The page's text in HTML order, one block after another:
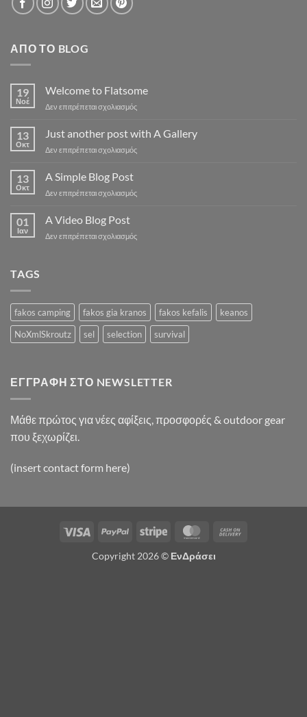
ΑΠΌ ΤΟ BLOG
19
Νοέ
Welcome to Flatsome
Δεν επιτρέπεται σχολιασμόςστο
to
13
Οκτ
Just another post with A Gallery
Δεν επιτρέπεται σχολιασμόςστο
with
13
Οκτ
A Simple Blog Post
Δεν επιτρέπεται σχολιασμόςστο
Post
01
Ιαν
A Video Blog Post
Δεν επιτρέπεται σχολιασμόςστο
TAGS
fakos camping fakos gia kranos fakos kefalis
keanos
NoXmlSkroutz
sel selection survival
ΕΓΓΡΑΦΉ ΣΤΟ NEWSLETTER
Μάθε πρώτος για νέες αφίξεις, προσφορές & outdoor gear
που ξεχωρίζει.
(insert contact form here)
Visa PayPal Stripe MasterCard
Copyright 2026 © ΕνΔράσει